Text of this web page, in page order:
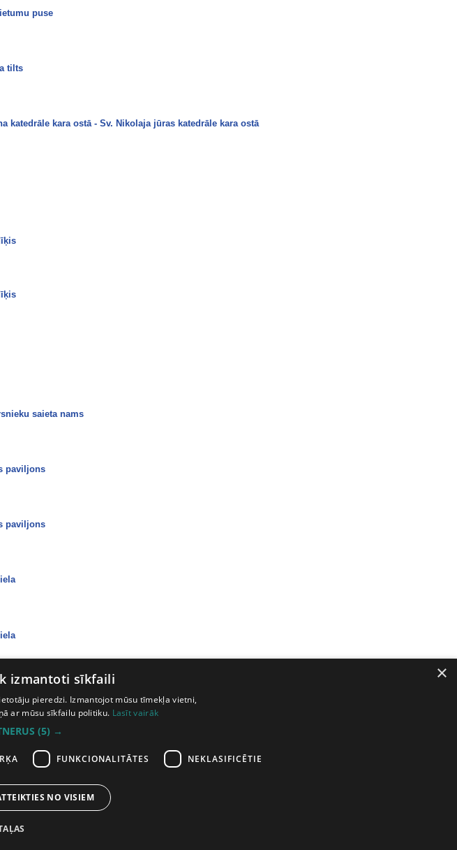
puse
tilts
katedrāle kara ostā - Sv. Nikolaja jūras katedrāle kara ostā
saieta nams
paviljons
paviljons
lapa 1 2 3
×
izmantoti sīkfaili
pieredzi. Izmantojot mūsu tīmekļa vietni,
ar mūsu sīkfailu politiku. Lasīt vairāk
(5) →
FUNKCIONALITĀTES NEKLASIFICĒTIE
NO VISIEM